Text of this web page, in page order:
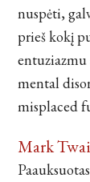
nuspėti,
prieš kokį
mental
misplaced
Mark